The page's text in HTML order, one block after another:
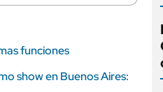
funciones
show en Buenos Aires: